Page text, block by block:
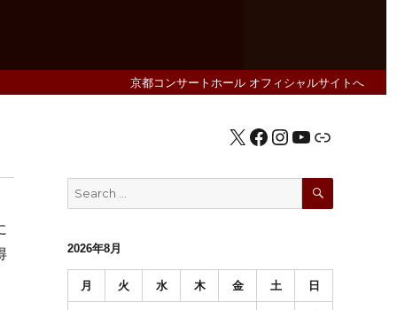
京都コンサートホール オフィシャルサイトへ
X Facebook
Instagram
YouTube
公式HP
Search
for:
SEARCH
2026年8月
月 火 水 木 金 土 日